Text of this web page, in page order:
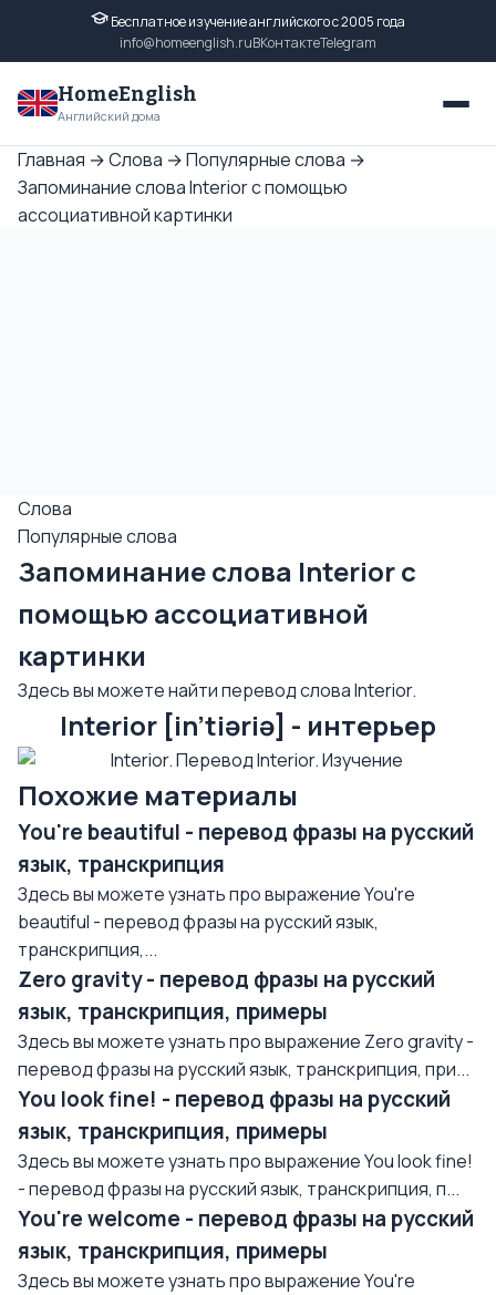
Бесплатное изучение английского с 2005 года
info@homeenglish.ruВКонтактеTelegram
HomeEnglish
Английский дома
Главная →Слова →Популярные слова →
Запоминание слова Interior с помощью
ассоциативной картинки
Слова
Популярные слова
Запоминание слова Interior с
помощью ассоциативной
картинки
Здесь вы можете найти перевод слова Interior.
Interior [in'tiəriə] - интерьер
Похожие материалы
You're beautiful - перевод фразы на русский
язык, транскрипция
Здесь вы можете узнать про выражение You're
beautiful - перевод фразы на русский язык,
транскрипция,...
Zero gravity - перевод фразы на русский
язык, транскрипция, примеры
Здесь вы можете узнать про выражение Zero gravity -
перевод фразы на русский язык, транскрипция, при...
You look fine! - перевод фразы на русский
язык, транскрипция, примеры
Здесь вы можете узнать про выражение You look fine!
- перевод фразы на русский язык, транскрипция, п...
You're welcome - перевод фразы на русский
язык, транскрипция, примеры
Здесь вы можете узнать про выражение You're